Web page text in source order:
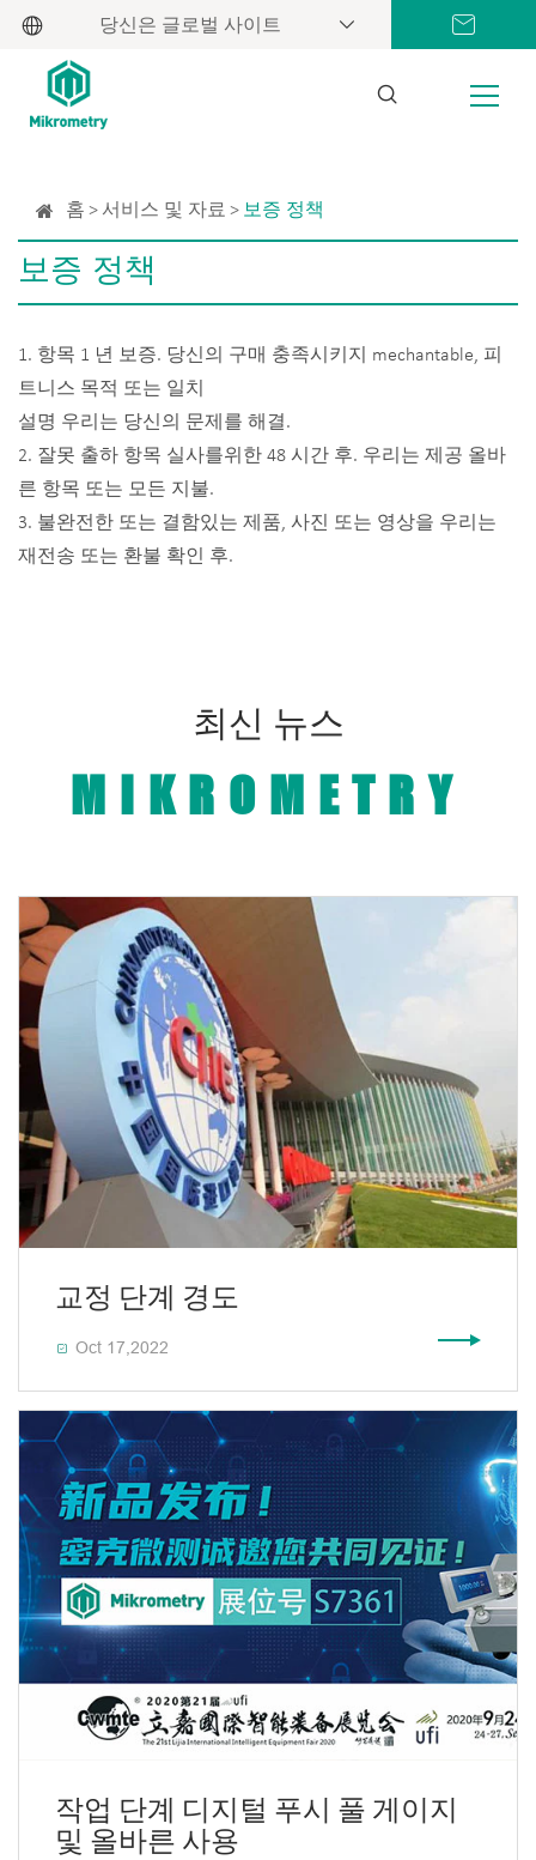
당신은 글로벌 사이트
홈 서비스 및 자료 보증 정책
보증 정책
1. 항목 1 년 보증. 당신의 구매 충족시키지 mechantable, 피
트니스 목적 또는 일치
설명 우리는 당신의 문제를 해결.
2. 잘못 출하 항목 실사를위한 48 시간 후. 우리는 제공 올바
른 항목 또는 모든 지불.
3. 불완전한 또는 결함있는 제품, 사진 또는 영상을 우리는
재전송 또는 환불 확인 후.
최신 뉴스
MIKROMETRY
교정 단계 경도
 Oct 17,2022
작업 단계 디지털 푸시 풀 게이지
및 올바른 사용